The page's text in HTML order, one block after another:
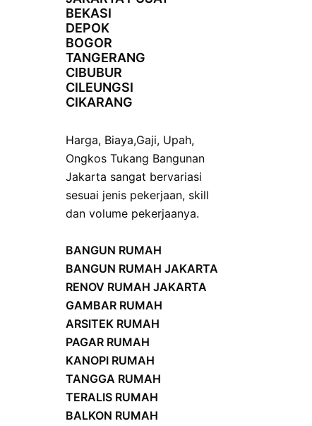
BEKASI
DEPOK
BOGOR
TANGERANG
CIBUBUR
CILEUNGSI
CIKARANG
Harga, Biaya,Gaji, Upah,
OngkosTukang Bangunan
Jakarta sangat bervariasi
sesuai jenis pekerjaan, skill
dan volume pekerjaanya.
BANGUN RUMAH
BANGUN RUMAH JAKARTA
RENOV RUMAH JAKARTA
GAMBAR RUMAH
ARSITEK RUMAH
PAGAR RUMAH
KANOPI RUMAH
TANGGA RUMAH
TERALIS RUMAH
BALKON RUMAH